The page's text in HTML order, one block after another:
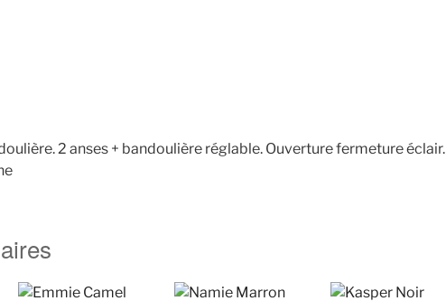
2 anses + bandoulière réglable. Ouverture fermeture éclair.